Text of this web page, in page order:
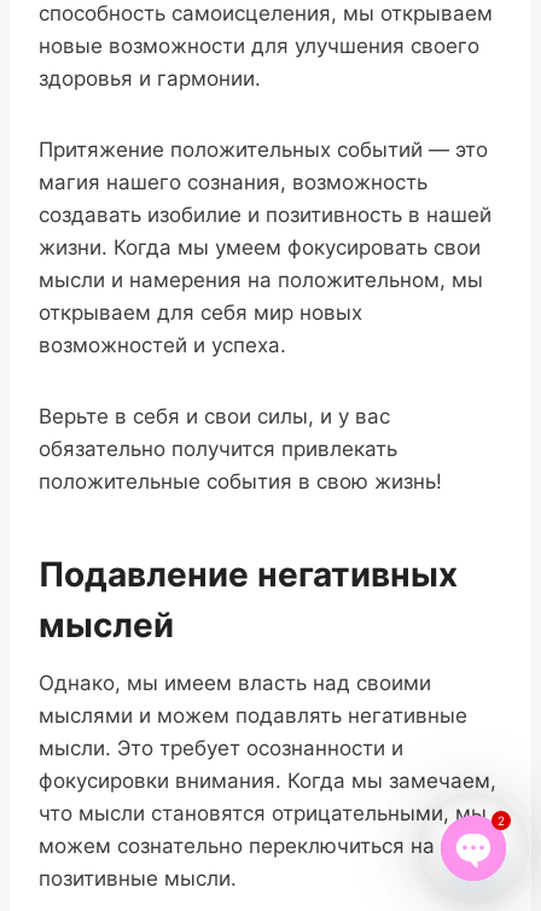
способность самоисцеления, мы открываем
новые возможности для улучшения своего
здоровья и гармонии.
Притяжение положительных событий — это
магия нашего сознания, возможность
создавать изобилие и позитивность в нашей
жизни. Когда мы умеем фокусировать свои
мысли и намерения на положительном, мы
открываем для себя мир новых
возможностей и успеха.
Верьте в себя и свои силы, и у вас
обязательно получится привлекать
положительные события в свою жизнь!
Подавление негативных
мыслей
Однако, мы имеем власть над своими
мыслями и можем подавлять негативные
мысли. Это требует осознанности и
фокусировки внимания. Когда мы замечаем,
что мысли становятся отрицательными, мы
можем сознательно переключиться на
позитивные мысли.
2